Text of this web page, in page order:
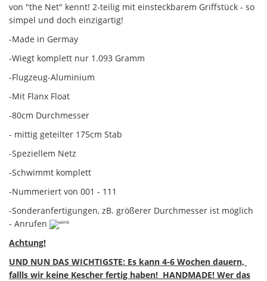
von "the Net" kennt! 2-teilig mit einsteckbarem Griffstück - so
simpel und doch einzigartig!
-Made in Germay
-Wiegt komplett nur 1.093 Gramm
-Flugzeug-Aluminium
-Mit Flanx Float
-80cm Durchmesser
- mittig geteilter 175cm Stab
-Speziellem Netz
-Schwimmt komplett
-Nummeriert von 001 - 111
-Sonderanfertigungen, zB. größerer Durchmesser ist möglich
- Anrufen
Achtung!
UND NUN DAS WICHTIGSTE: Es kann 4-6 Wochen dauern,
fallls wir keine Kescher fertig haben! HANDMADE! Wer das